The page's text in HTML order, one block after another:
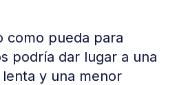
como pueda para
podría dar lugar a una
y una menor